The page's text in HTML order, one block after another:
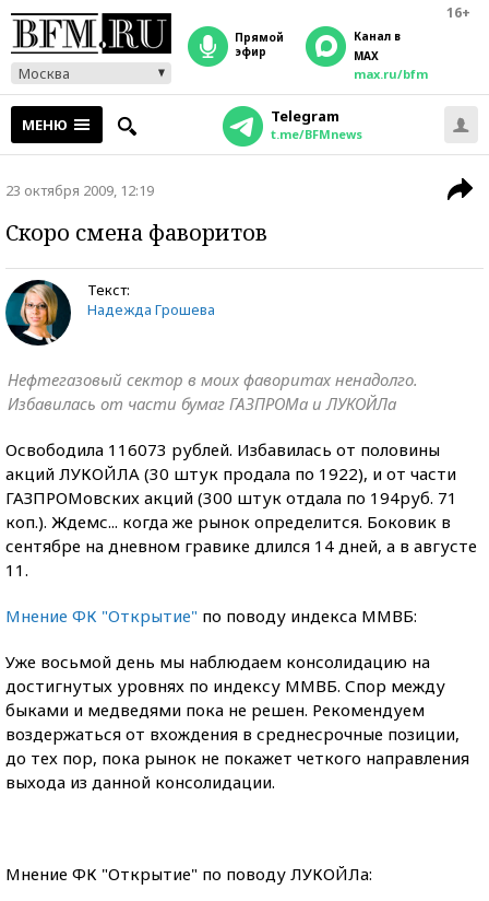
16+
Москва
прямой
эфир
Канал в
MAX
max.ru/bfm
МЕНЮ Telegram
t.me/BFMnews
23 октября 2009, 12:19
Скоро смена фаворитов
Текст:
Надежда Грошева
Нефтегазовый сектор в моих фаворитах ненадолго.
Избавилась от части бумаг ГАЗПРОМа и ЛУКОЙЛа
Освободила 116073 рублей. Избавилась от половины
акций ЛУКОЙЛА (30 штук продала по 1922), и от части
ГАЗПРОМовских акций (300 штук отдала по 194руб. 71
коп.). Ждемс... когда же рынок определится. Боковик в
сентябре на дневном гравике длился 14 дней, а в августе
11.
Мнение ФК "Открытие" по поводу индекса ММВБ:
Уже восьмой день мы наблюдаем консолидацию на
достигнутых уровнях по индексу ММВБ. Спор между
быками и медведями пока не решен. Рекомендуем
воздержаться от вхождения в среднесрочные позиции,
до тех пор, пока рынок не покажет четкого направления
выхода из данной консолидации.
Мнение ФК "Открытие" по поводу ЛУКОЙЛа: